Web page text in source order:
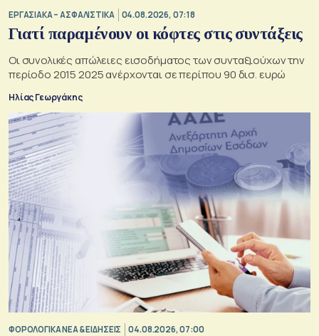
ΕΡΓΑΣΙΑΚΑ – ΑΣΦΑΛΙΣΤΙΚΑ 04.08.2026, 07:18
Γιατί παραμένουν οι κόφτες στις συντάξεις
Οι συνολικές απώλειες εισοδήματος των συνταξιούχων την
περίοδο 2015 2025 ανέρχονται σε περίπου 90 δισ. ευρώ
Ηλίας Γεωργάκης
ΦΟΡΟΛΟΓΙΚΑ ΝΕΑ & EΙΔΗΣΕΙΣ 04.08.2026, 07:00